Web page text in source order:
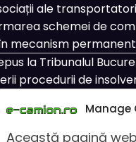
Manage
Această pagină
ale
schemei de
mecanism permanent
la Tribunalul
procedurii de
și Shell își extind